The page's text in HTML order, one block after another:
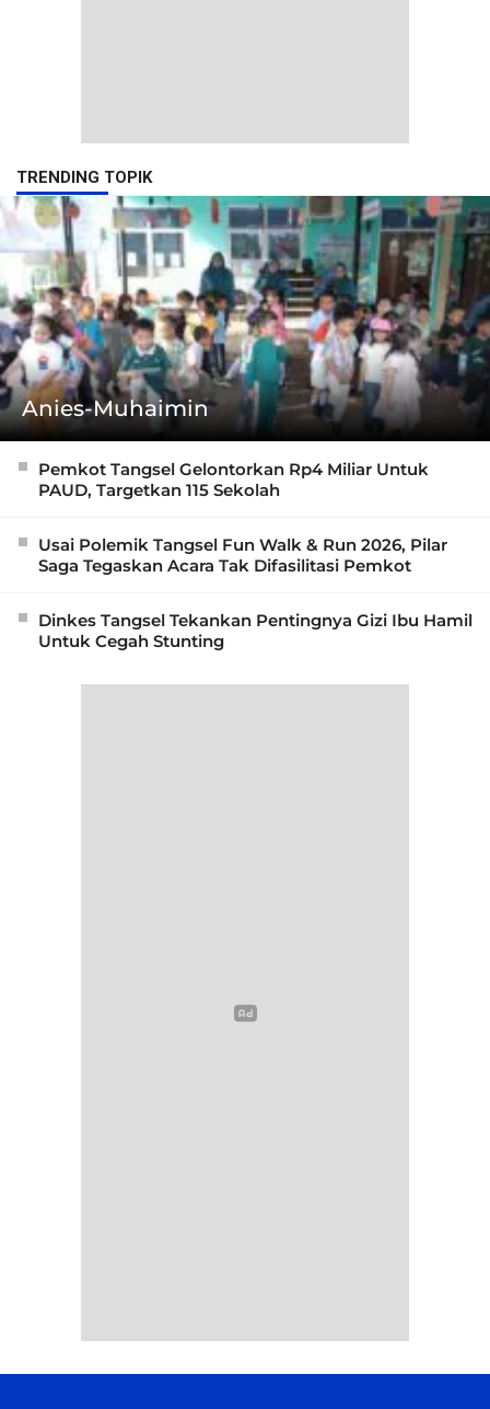
TRENDING TOPIK
Anies-Muhaimin
Pemkot Tangsel Gelontorkan Rp4 Miliar Untuk
PAUD, Targetkan 115 Sekolah
Usai Polemik Tangsel Fun Walk & Run 2026, Pilar
Saga Tegaskan Acara Tak Difasilitasi Pemkot
Dinkes Tangsel Tekankan Pentingnya Gizi Ibu Hamil
Untuk Cegah Stunting